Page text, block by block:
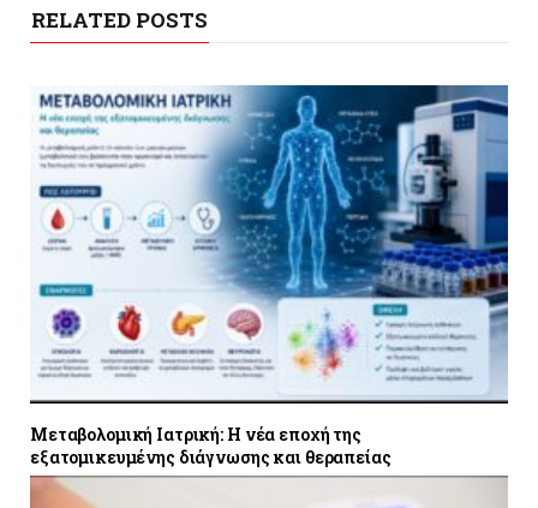
RELATED POSTS
Μεταβολομική Ιατρική: Η νέα εποχή της
εξατομικευμένης διάγνωσης και θεραπείας